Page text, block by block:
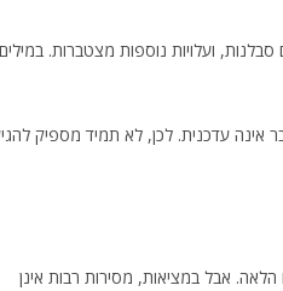
ועלויות נוספות מצטברות. במילים
אינה עדכנית. לכן, לא תמיד מספיק
אבל במציאות, מסירות רבות אינן